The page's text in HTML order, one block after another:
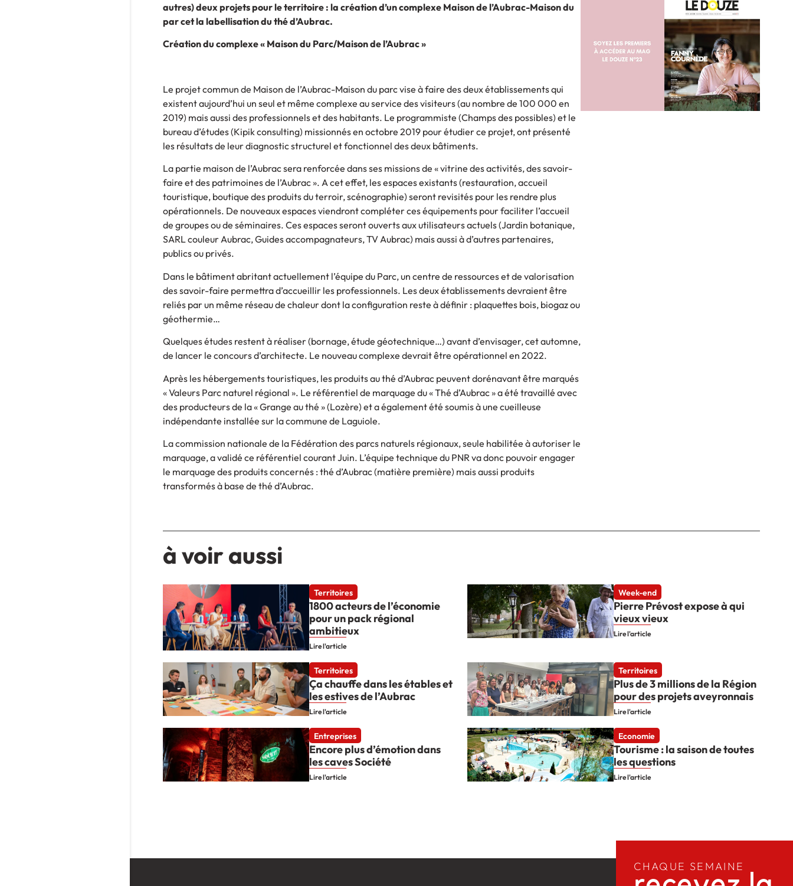
autres) deux projets pour le territoire : la création d’un complexe Maison de l’Aubrac-Maison du
par cet la labellisation du thé d’Aubrac.
Création du complexe « Maison du Parc/Maison de l’Aubrac »
Le projet commun de Maison de l’Aubrac-Maison du parc vise à faire des deux établissements qui
existent aujourd’hui un seul et même complexe au service des visiteurs (au nombre de 100 000 en
2019) mais aussi des professionnels et des habitants. Le programmiste (Champs des possibles) et le
bureau d’études (Kipik consulting) missionnés en octobre 2019 pour étudier ce projet, ont présenté
les résultats de leur diagnostic structurel et fonctionnel des deux bâtiments.
La partie maison de l’Aubrac sera renforcée dans ses missions de « vitrine des activités, des savoir-
faire et des patrimoines de l’Aubrac ». A cet effet, les espaces existants (restauration, accueil
touristique, boutique des produits du terroir, scénographie) seront revisités pour les rendre plus
opérationnels. De nouveaux espaces viendront compléter ces équipements pour faciliter l’accueil
de groupes ou de séminaires. Ces espaces seront ouverts aux utilisateurs actuels (Jardin botanique,
SARL couleur Aubrac, Guides accompagnateurs, TV Aubrac) mais aussi à d’autres partenaires,
publics ou privés.
Dans le bâtiment abritant actuellement l’équipe du Parc, un centre de ressources et de valorisation
des savoir-faire permettra d’accueillir les professionnels. Les deux établissements devraient être
reliés par un même réseau de chaleur dont la configuration reste à définir : plaquettes bois, biogaz ou
géothermie…
Quelques études restent à réaliser (bornage, étude géotechnique…) avant d’envisager, cet automne,
de lancer le concours d’architecte. Le nouveau complexe devrait être opérationnel en 2022.
Après les hébergements touristiques, les produits au thé d’Aubrac peuvent dorénavant être marqués
« Valeurs Parc naturel régional ». Le référentiel de marquage du « Thé d’Aubrac » a été travaillé avec
des producteurs de la « Grange au thé » (Lozère) et a également été soumis à une cueilleuse
indépendante installée sur la commune de Laguiole.
La commission nationale de la Fédération des parcs naturels régionaux, seule habilitée à autoriser le
marquage, a validé ce référentiel courant Juin. L’équipe technique du PNR va donc pouvoir engager
le marquage des produits concernés : thé d’Aubrac (matière première) mais aussi produits
transformés à base de thé d’Aubrac.
à voir aussi
Territoires
1800 acteurs de l’économie
pour un pack régional
ambitieux
Lire l'article
Week-end
Pierre Prévost expose à qui
vieux vieux
Lire l'article
Territoires
Ça chauffe dans les étables et
les estives de l’Aubrac
Lire l'article
Territoires
Plus de 3 millions de la Région
pour des projets aveyronnais
Lire l'article
Entreprises
Encore plus d’émotion dans
les caves Société
Lire l'article
Economie
Tourisme : la saison de toutes
les questions
Lire l'article
CHAQUE SEMAINE